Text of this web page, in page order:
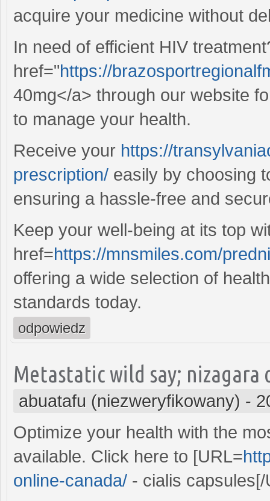
acquire your medicine without
In need of efficient HIV
href="https://
40mg</a> through our website
to manage your health.
Receive your https://
prescription/ easily by choosing
ensuring a hassle-free and
Keep your well-being at its top
href=https://mnsmiles.com/
offering a wide selection of
standards today.
odpowiedz
Metastatic wild say; nizagara
abuatafu (niezweryfikowany) -
Optimize your health with the
available. Click here to [URL=
online-canada/ - cialis